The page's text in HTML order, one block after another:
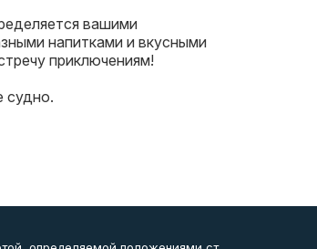
вашими
напитками и вкусными
приключениям!
судно.